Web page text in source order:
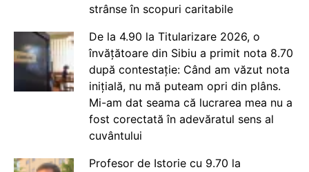
strânse în scopuri caritabile
De la 4.90 la Titularizare 2026, o
învățătoare din Sibiu a primit nota 8.70
după contestație: Când am văzut nota
inițială, nu mă puteam opri din plâns.
Mi-am dat seama că lucrarea mea nu a
fost corectată în adevăratul sens al
cuvântului
Profesor de Istorie cu 9.70 la